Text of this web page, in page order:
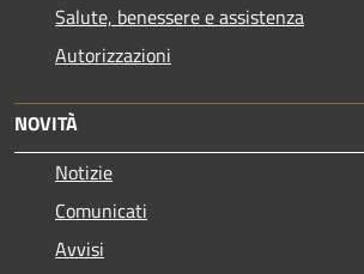
Salute, benessere e assistenza
Autorizzazioni
NOVITÀ
Notizie
Comunicati
Avvisi